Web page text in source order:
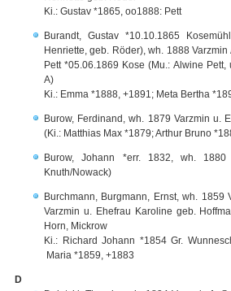
Ki.: Gustav *1865, oo1888: Pett
Burandt, Gustav *10.10.1865
Henriette, geb. Röder), wh. 1888
Pett *05.06.1869 Kose (Mu.: Alwine Pett,
A)
Ki.: Emma *1888, +1891; Meta Bertha
Burow, Ferdinand, wh. 1879 Varzmin u.
(Ki.: Matthias Max *1879; Arthur Bruno
Burow, Johann *err. 1832, wh. 1880
Knuth/Nowack)
Burchmann, Burgmann, Ernst, wh. 1859
Varzmin u. Ehefrau Karoline geb.
Horn, Mickrow
Ki.: Richard Johann *1854 Gr.
Maria *1859, +1883
D